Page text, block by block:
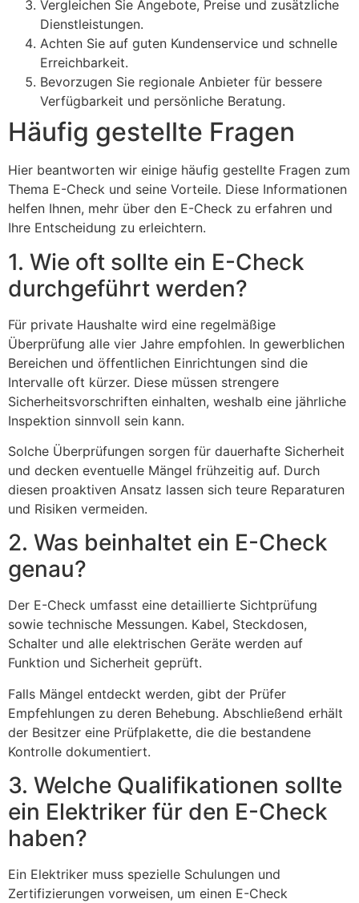
Vergleichen Sie Angebote, Preise und zusätzliche
Dienstleistungen.
Achten Sie auf guten Kundenservice und schnelle
Erreichbarkeit.
Bevorzugen Sie regionale Anbieter für bessere
Verfügbarkeit und persönliche Beratung.
Häufig gestellte Fragen
Hier beantworten wir einige häufig gestellte Fragen zum
Thema E-Check und seine Vorteile. Diese Informationen
helfen Ihnen, mehr über den E-Check zu erfahren und
Ihre Entscheidung zu erleichtern.
1. Wie oft sollte ein E-Check
durchgeführt werden?
Für private Haushalte wird eine regelmäßige
Überprüfung alle vier Jahre empfohlen. In gewerblichen
Bereichen und öffentlichen Einrichtungen sind die
Intervalle oft kürzer. Diese müssen strengere
Sicherheitsvorschriften einhalten, weshalb eine jährliche
Inspektion sinnvoll sein kann.
Solche Überprüfungen sorgen für dauerhafte Sicherheit
und decken eventuelle Mängel frühzeitig auf. Durch
diesen proaktiven Ansatz lassen sich teure Reparaturen
und Risiken vermeiden.
2. Was beinhaltet ein E-Check
genau?
Der E-Check umfasst eine detaillierte Sichtprüfung
sowie technische Messungen. Kabel, Steckdosen,
Schalter und alle elektrischen Geräte werden auf
Funktion und Sicherheit geprüft.
Falls Mängel entdeckt werden, gibt der Prüfer
Empfehlungen zu deren Behebung. Abschließend erhält
der Besitzer eine Prüfplakette, die die bestandene
Kontrolle dokumentiert.
3. Welche Qualifikationen sollte
ein Elektriker für den E-Check
haben?
Ein Elektriker muss spezielle Schulungen und
Zertifizierungen vorweisen, um einen E-Check